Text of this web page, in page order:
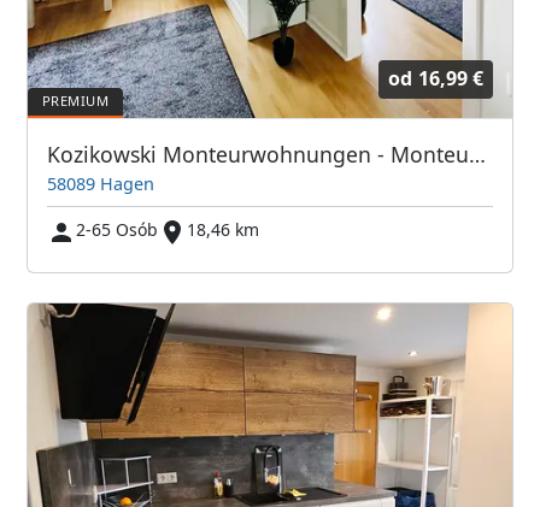
od 16,99 €
Kozikowski Monteurwohnungen - Monteurwohnungen Hagen
58089 Hagen
2-65 Osób
18,46 km